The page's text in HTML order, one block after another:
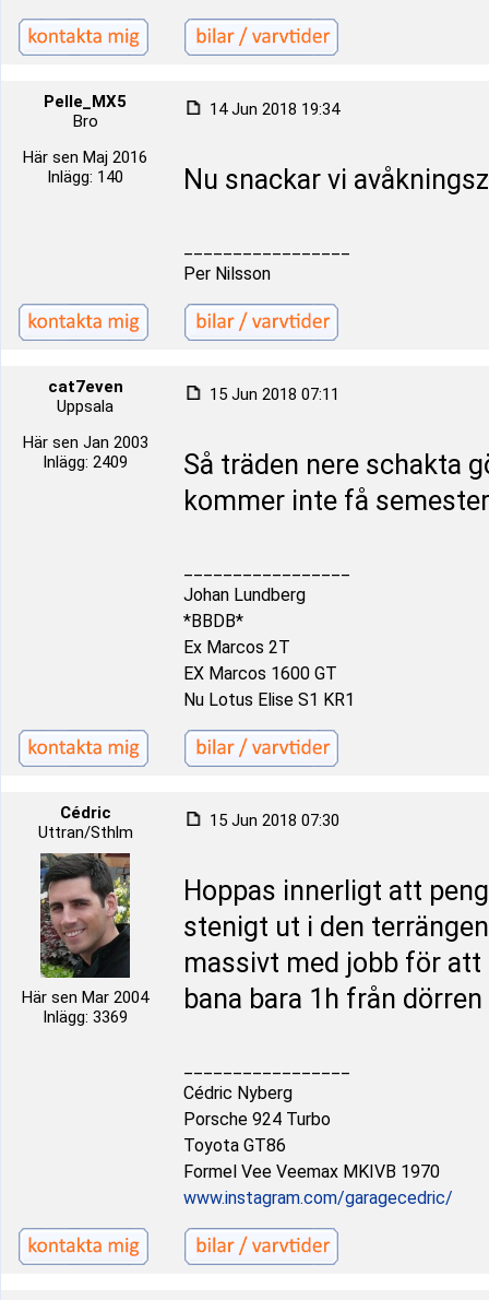
Pelle_MX5
Bro
Här sen Maj 2016
Inlägg: 140
14 Jun 2018 19:34
Nu snackar vi
Per Nilsson
cat7even
Uppsala
Här sen Jan 2003
Inlägg: 2409
15 Jun 2018 07:11
Så träden nere schakta
kommer inte få
Johan Lundberg
*BBDB*
Ex Marcos 2T
EX Marcos 1600 GT
Nu Lotus Elise S1 KR1
Cédric
Uttran/Sthlm
Här sen Mar 2004
Inlägg: 3369
15 Jun 2018 07:30
Hoppas innerligt att
stenigt ut i den
massivt med jobb för
bana bara 1h från
Cédric Nyberg
Porsche 924 Turbo
Toyota GT86
Formel Vee Veemax MKIVB 1970
www.instagram.com/garagecedric/